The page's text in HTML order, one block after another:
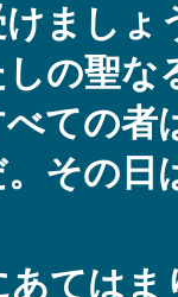
ましょ
の聖な
ての者
その日
てはま